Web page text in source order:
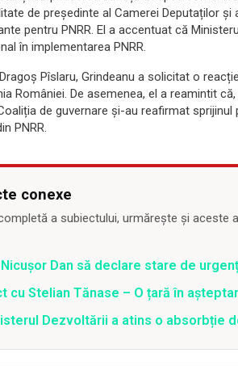
de președinte al Camerei Deputaților
pentru PNRR. El a accentuat că
în implementarea PNRR.
Pîslaru, Grindeanu a solicitat o
României. De asemenea, el a reamintit
de guvernare și-au reafirmat
PNRR.
conexe
a subiectului, urmărește și aceste
Dan să declare stare de
cu Stelian Tănase – O țară în
Dezvoltării a atins o absorbție